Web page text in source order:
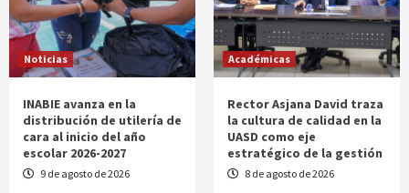
Noticias
INABIE avanza en la
distribución de utilería de
cara al inicio del año
escolar 2026-2027
9 de agosto de 2026
Académicas
Rector Asjana David traza
la cultura de calidad en la
UASD como eje
estratégico de la gestión
8 de agosto de 2026